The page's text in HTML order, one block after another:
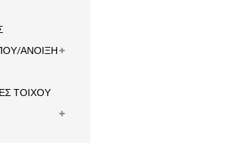
ΑΝΟΙΞΗ
ΤΟΙΧΟΥ